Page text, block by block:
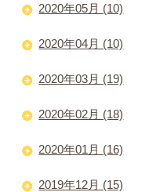
2020年05月 (10)
2020年04月 (10)
2020年03月 (19)
2020年02月 (18)
2020年01月 (16)
2019年12月 (15)